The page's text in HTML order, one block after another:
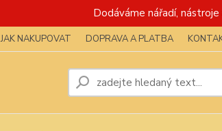
Dodáváme nářadí, nástroje
JAK NAKUPOVAT DOPRAVA A PLATBA